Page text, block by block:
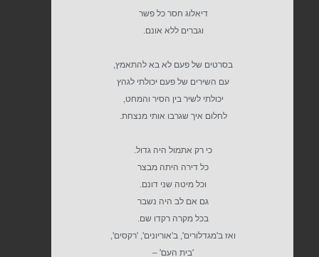
דיאלוג חסר כל פשר
וגברים ללא אונם.
בסרטים של פעם לא בא להתאמץ,
עם השירים של פעם יכולתי לגהץ
יכולתי לשיר בין הסיר והמחט,
לחלום איך שגרבו אותי מנצחת.
כי רק אתמול היה גדול.
כל דירה היתה מבצר
וכל מיטה שני דונם.
גם אם לב היה נשבר
בכל מקרה רקדו שם.
ואז ב'מגדלורים', ב'אוריונים', 'רקסים',
'בית העם' –